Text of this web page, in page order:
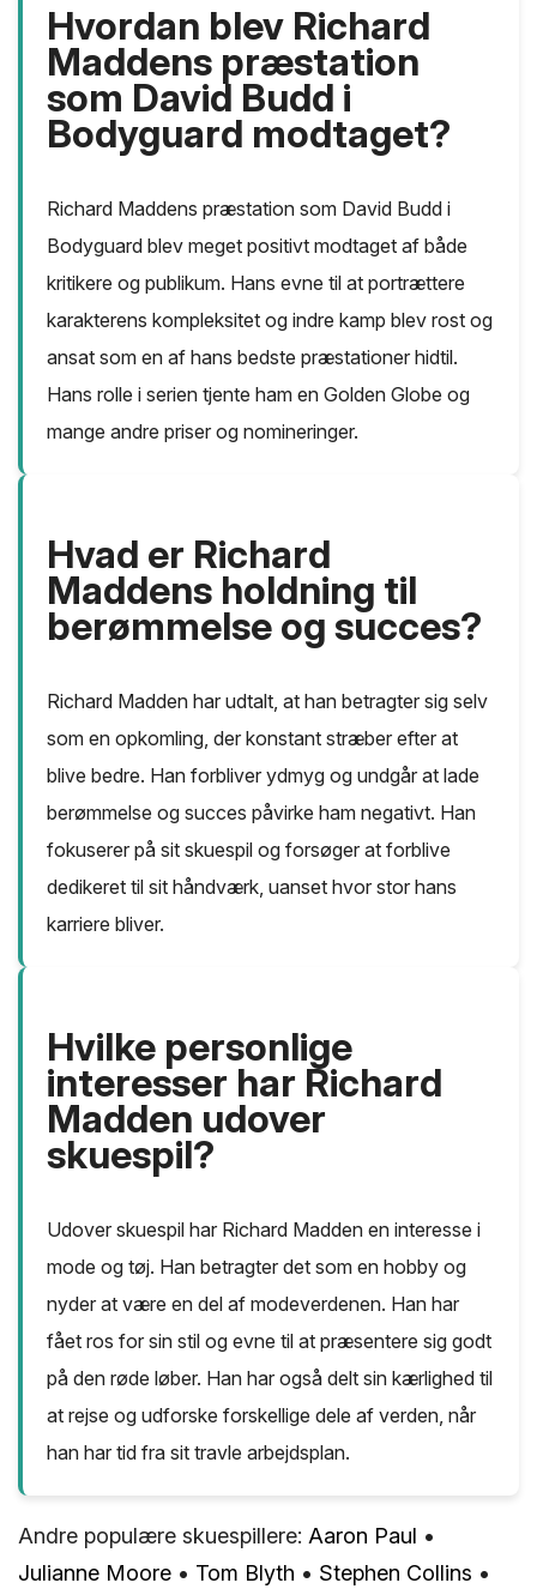
Hvordan blev Richard
Maddens præstation
som David Budd i
Bodyguard modtaget?
Richard Maddens præstation som David Budd i
Bodyguard blev meget positivt modtaget af både
kritikere og publikum. Hans evne til at portrættere
karakterens kompleksitet og indre kamp blev rost og
ansat som en af hans bedste præstationer hidtil.
Hans rolle i serien tjente ham en Golden Globe og
mange andre priser og nomineringer.
Hvad er Richard
Maddens holdning til
berømmelse og succes?
Richard Madden har udtalt, at han betragter sig selv
som en opkomling, der konstant stræber efter at
blive bedre. Han forbliver ydmyg og undgår at lade
berømmelse og succes påvirke ham negativt. Han
fokuserer på sit skuespil og forsøger at forblive
dedikeret til sit håndværk, uanset hvor stor hans
karriere bliver.
Hvilke personlige
interesser har Richard
Madden udover
skuespil?
Udover skuespil har Richard Madden en interesse i
mode og tøj. Han betragter det som en hobby og
nyder at være en del af modeverdenen. Han har
fået ros for sin stil og evne til at præsentere sig godt
på den røde løber. Han har også delt sin kærlighed til
at rejse og udforske forskellige dele af verden, når
han har tid fra sit travle arbejdsplan.
Andre populære skuespillere: Aaron Paul •
Julianne Moore • Tom Blyth • Stephen Collins •